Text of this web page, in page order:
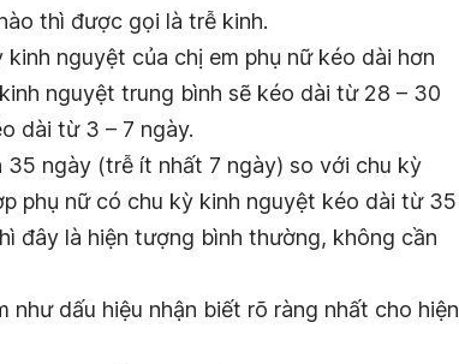
thì được gọi là trễ kinh.
kinh nguyệt của chị em phụ nữ kéo dài hơn
nguyệt trung bình sẽ kéo dài từ 28 – 30
dài từ 3 – 7 ngày.
ngày (trễ ít nhất 7 ngày) so với chu kỳ
phụ nữ có chu kỳ kinh nguyệt kéo dài từ 35
đây là hiện tượng bình thường, không cần
dấu hiệu nhận biết rõ ràng nhất cho hiện